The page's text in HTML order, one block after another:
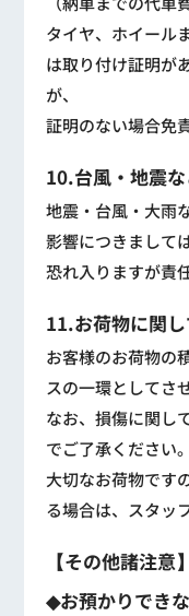
タイヤ、ホイール
は取り付け証明が
が、
証明のない場合免
10.台風・地震
地震・台風・大雨
影響につきましては
恐れ入りますが責
11.お荷物に関し
お客様のお荷物の
スの一環としてさ
なお、損傷に関し
でご了承ください。
大切なお荷物です
る場合は、スタッ
【その他諸注意】
◆お預かりでき